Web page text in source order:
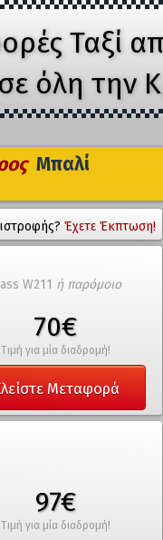
Ταξί
όλη την
Μπαλί
Έχετε Έκπτωση!
W211 ή παρόμοιο
70€
Τιμή για μία διαδρομή!
Μεταφορά
97€
Τιμή για μία διαδρομή!